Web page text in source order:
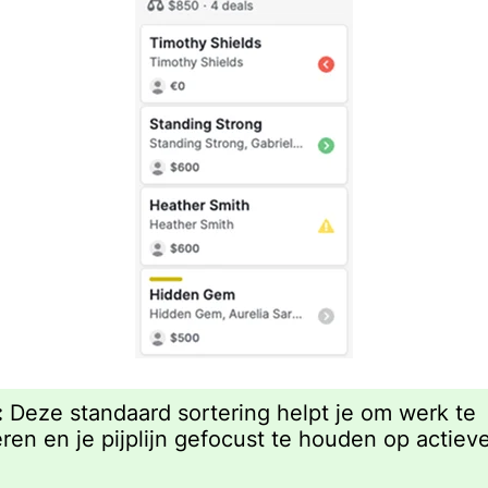
Deze standaard sortering helpt je om werk te
en je pijplijn gefocust te houden op